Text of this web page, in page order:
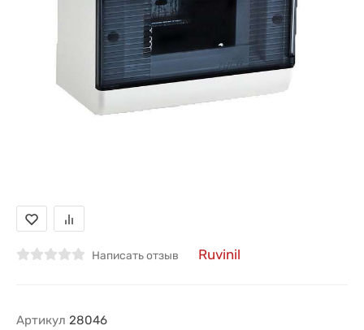
Написать отзыв Ruvinil
Артикул 28046